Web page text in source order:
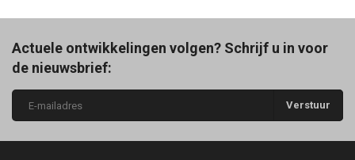
Actuele ontwikkelingen volgen? Schrijf u in voor
de nieuwsbrief:
Verstuur